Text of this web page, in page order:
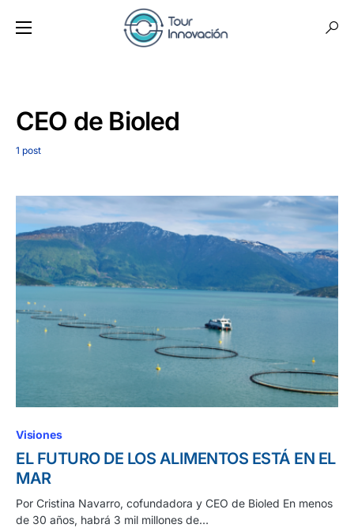
CEO de Bioled
1 post
Visiones
EL FUTURO DE LOS ALIMENTOS ESTÁ EN EL
MAR
Por Cristina Navarro, cofundadora y CEO de Bioled En menos
de 30 años, habrá 3 mil millones de…